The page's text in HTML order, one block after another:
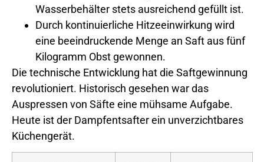
Wasserbehälter stets ausreichend gefüllt ist.
Durch kontinuierliche Hitzeeinwirkung wird
eine beeindruckende Menge an Saft aus fünf
Kilogramm Obst gewonnen.
Die technische Entwicklung hat die Saftgewinnung
revolutioniert. Historisch gesehen war das
Auspressen von Säfte eine mühsame Aufgabe.
Heute ist der Dampfentsafter ein unverzichtbares
Küchengerät.